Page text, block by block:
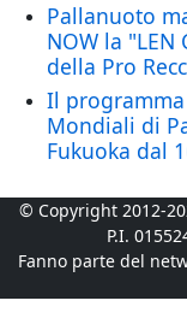
Pallanuoto
NOW la
della Pro
Il
Mondiali di
Fukuoka dal
© Copyright 2012-
P.I.
Fanno parte del